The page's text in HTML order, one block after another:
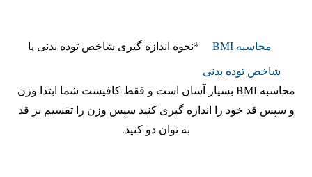
محاسبه BMI
شاخص توده بدنی
*️نحوه اندازه گیری شاخص توده بدنی یا
محاسبه BMI بسیار آسان است و فقط کافیست شما ابتدا وزن
و سپس قد خود را اندازه گیری کنید سپس وزن را تقسیم بر قد
به توان دو کنید.